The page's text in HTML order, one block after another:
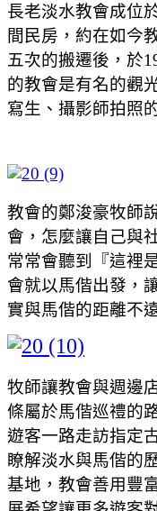
長老淡水教會成位
間民房，約在如今
五次的搬遷後，於
的教會是有名的觀
寫生、攝影師拍照
教會的鄭浚豪牧師
會，怎麼讓自己與
常常會聽到『這裡
會就以馬偕出發，
實與馬偕的距離不
牧師讓教會與週邊
條屬於馬偕巡禮的
遊客一路走訪指定
瞭解淡水與馬偕的
基地，教會善用豐